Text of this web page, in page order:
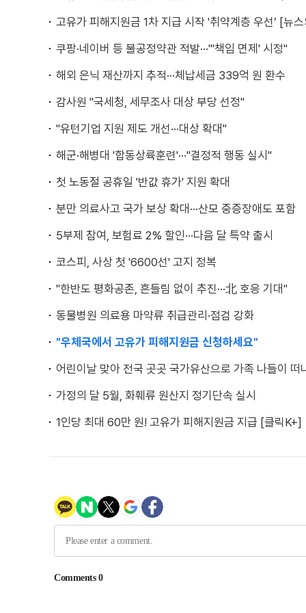
고유가 피해지원금 1차 지급 시작 '취약계층 우선’ [뉴
쿠팡·네이버 등 불공정약관 적발···"'책임 면제' 시정"
해외 은닉 재산까지 추적···체납세금 339억 원 환수
감사원 "국세청, 세무조사 대상 부당 선정"
"유턴기업 지원 제도 개선···대상 확대"
해군·해병대 '합동상륙훈련'···"결정적 행동 실시"
첫 노동절 공휴일 '반값 휴가' 지원 확대
분만 의료사고 국가 보상 확대···산모 중증장애도 포함
5부제 참여, 보험료 2% 할인···다음 달 특약 출시
코스피, 사상 첫 '6600선' 고지 정복
"한반도 평화공존, 흔들림 없이 추진···北 호응 기대"
동물병원 의료용 마약류 취급관리·점검 강화
"우체국에서 고유가 피해지원금 신청하세요"
어린이날 맞아 전국 곳곳 국가유산으로 가족 나들이 떠
가정의 달 5월, 화훼류 원산지 정기단속 실시
1인당 최대 60만 원! 고유가 피해지원금 지급 [클릭K+]